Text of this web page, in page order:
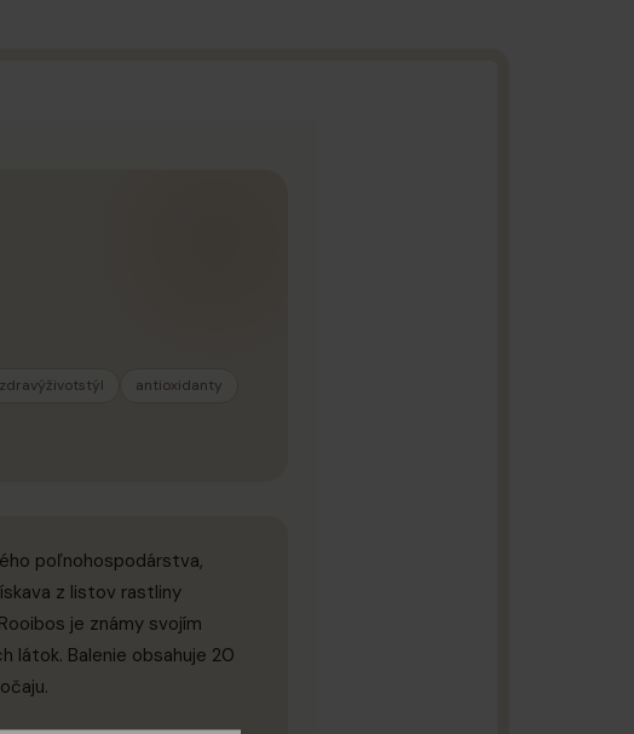
zdravýživotstýl
antioxidanty
poľnohospodárstva,
z listov rastliny
je známy svojím
látok. Balenie obsahuje 20